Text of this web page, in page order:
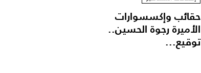
حقائب وإكسسوارات
الأميرة رجوة الحسين..
توقيع...